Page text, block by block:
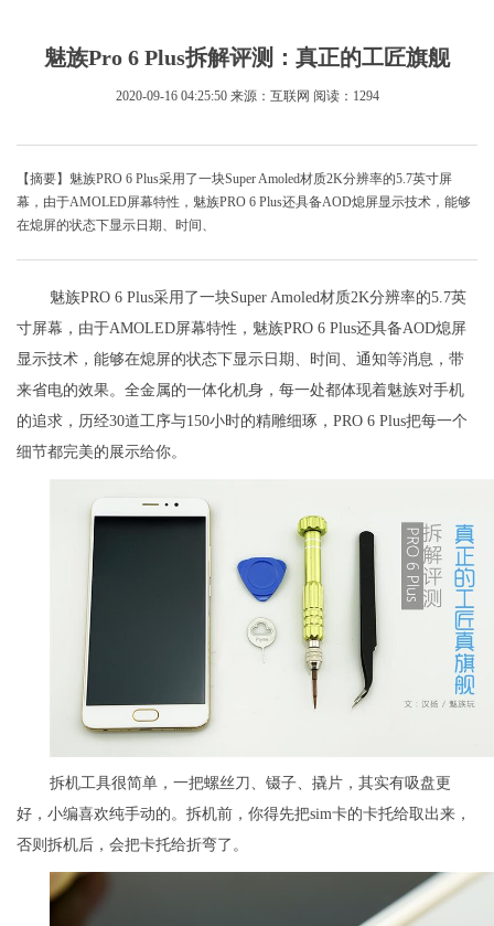
魅族Pro 6 Plus拆解评测：真正的工匠旗舰
2020-09-16 04:25:50 来源：互联网 阅读：1294
【摘要】魅族PRO 6 Plus采用了一块Super Amoled材质2K分辨率的5.7英寸屏
幕，由于AMOLED屏幕特性，魅族PRO 6 Plus还具备AOD熄屏显示技术，能够
在熄屏的状态下显示日期、时间、
魅族PRO 6 Plus采用了一块Super Amoled材质2K分辨率的5.7英
寸屏幕，由于AMOLED屏幕特性，魅族PRO 6 Plus还具备AOD熄屏
显示技术，能够在熄屏的状态下显示日期、时间、通知等消息，带
来省电的效果。全金属的一体化机身，每一处都体现着魅族对手机
的追求，历经30道工序与150小时的精雕细琢，PRO 6 Plus把每一个
细节都完美的展示给你。
拆机工具很简单，一把螺丝刀、镊子、撬片，其实有吸盘更
好，小编喜欢纯手动的。拆机前，你得先把sim卡的卡托给取出来，
否则拆机后，会把卡托给折弯了。